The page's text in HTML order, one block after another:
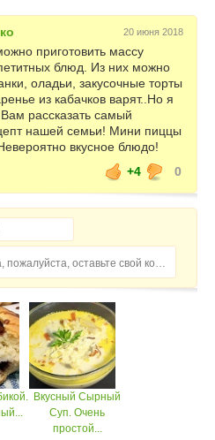
20 июня 2018
приготовить массу
блюд. Из них можно
оладьи, закусочные торты
из кабачков варят..Но я
рассказать самый
нашей семьи! Мини пиццы
вкусное блюдо!
+4
0
Домохозяйка, пожалуйста, оставьте свой комментарий...
Вкусный Сырный
Суп. Очень
простой...